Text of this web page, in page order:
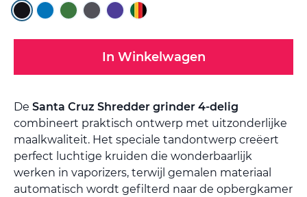
In Winkelwagen
De Santa Cruz Shredder grinder 4-delig
combineert praktisch ontwerp met uitzonderlijke
maalkwaliteit. Het speciale tandontwerp creëert
perfect luchtige kruiden die wonderbaarlijk
werken in vaporizers, terwijl gemalen materiaal
automatisch wordt gefilterd naar de opbergkamer